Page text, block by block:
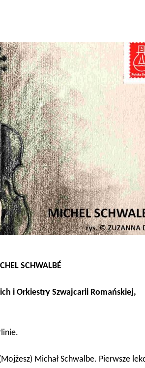
SCHWALBÉ
i Orkiestry Szwajcarii Romańskiej,
Michał Schwalbe. Pierwsze